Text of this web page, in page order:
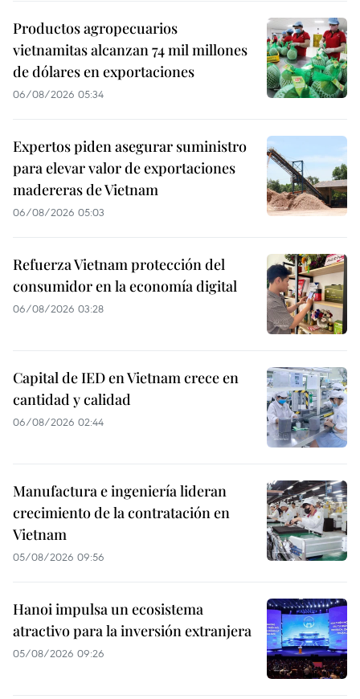
Productos agropecuarios
vietnamitas alcanzan 74 mil millones
de dólares en exportaciones
06/08/2026 05:34
Expertos piden asegurar suministro
para elevar valor de exportaciones
madereras de Vietnam
06/08/2026 05:03
Refuerza Vietnam protección del
consumidor en la economía digital
06/08/2026 03:28
Capital de IED en Vietnam crece en
cantidad y calidad
06/08/2026 02:44
Manufactura e ingeniería lideran
crecimiento de la contratación en
Vietnam
05/08/2026 09:56
Hanoi impulsa un ecosistema
atractivo para la inversión extranjera
05/08/2026 09:26